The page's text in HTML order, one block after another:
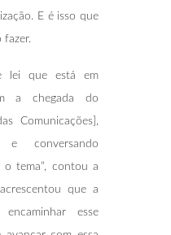
E é isso que
fazer.
lei que está em
a chegada do
Comunicações],
e conversando
o tema”, contou a
que a
esse